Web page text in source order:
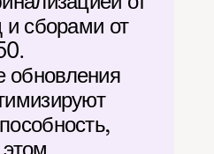
и сборами от